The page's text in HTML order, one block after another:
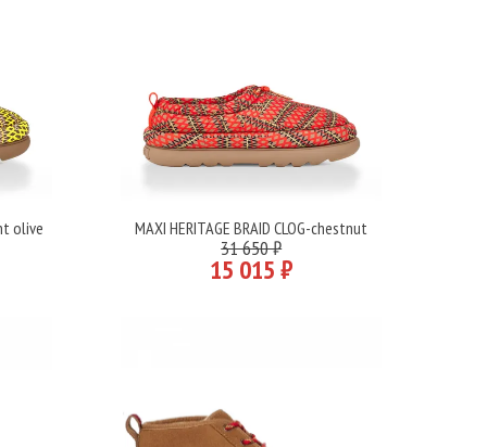
olive Подробнее
MAXI HERITAGE BRAID CLOG-chestnut
31 650 ₽
15 015 ₽